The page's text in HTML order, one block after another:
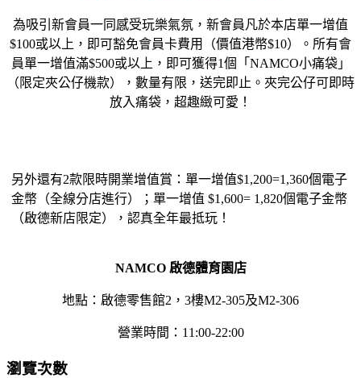
為吸引新會員一同感受玩樂氣氛，新會員凡於本店單一增值
$100或以上，即可豁免會員卡費用（價值港幣$10）。所有會
員單一增值滿$500或以上，即可獲得1個「NAMCO小痛袋」
（限定夾公仔機款），數量有限，送完即止。夾完公仔可即時
放入痛袋，超趣緻可愛！
另外還有2款限時開業增值賞：單一增值$1,200=1,360個電子
金幣（全線分店進行）；單一增值 $1,600= 1,820個電子金幣
（啟德新店限定），認真全年最抵玩！
NAMCO 啟德體育園店
地點：啟德零售館2，3樓M2-305及M2-306
營業時間：11:00-22:00
瀏覽次數